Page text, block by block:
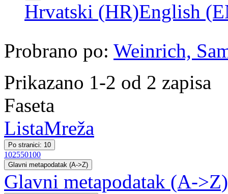
Hrvatski (HR)English
Probrano po: Weinrich,
Prikazano 1-2 od 2 zapisa
Faseta
ListaMreža
Po stranici: 10
102550100
Glavni metapodatak (A->Z)
Glavni metapodatak (A->Z)